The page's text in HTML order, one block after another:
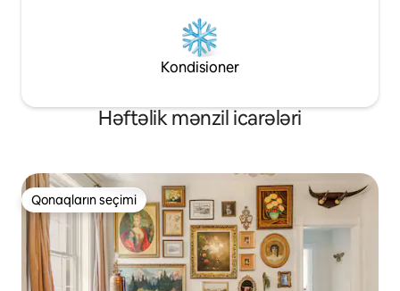
Kondisioner
Həftəlik mənzil icarələri
Qonaqların seçimi
Qonaqların seçimi